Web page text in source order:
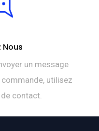
un message
utilisez
contact.